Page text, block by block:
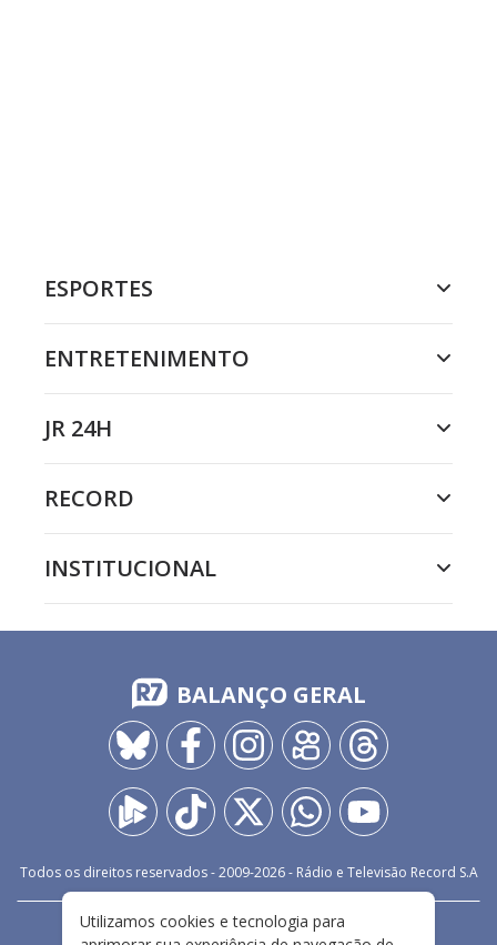
ESPORTES
ENTRETENIMENTO
JR 24H
RECORD
INSTITUCIONAL
BALANÇO GERAL
Todos os direitos reservados - 2009-2026- Rádio e Televisão Record S.A
FALE CONOSCO PRIVACIDADE
Utilizamos cookies e tecnologia para